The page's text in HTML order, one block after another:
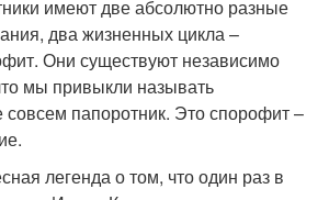
имеют две абсолютно разные
два жизненных цикла –
Они существуют независимо
мы привыкли называть
совсем папоротник. Это спорофит –
легенда о том, что один раз в